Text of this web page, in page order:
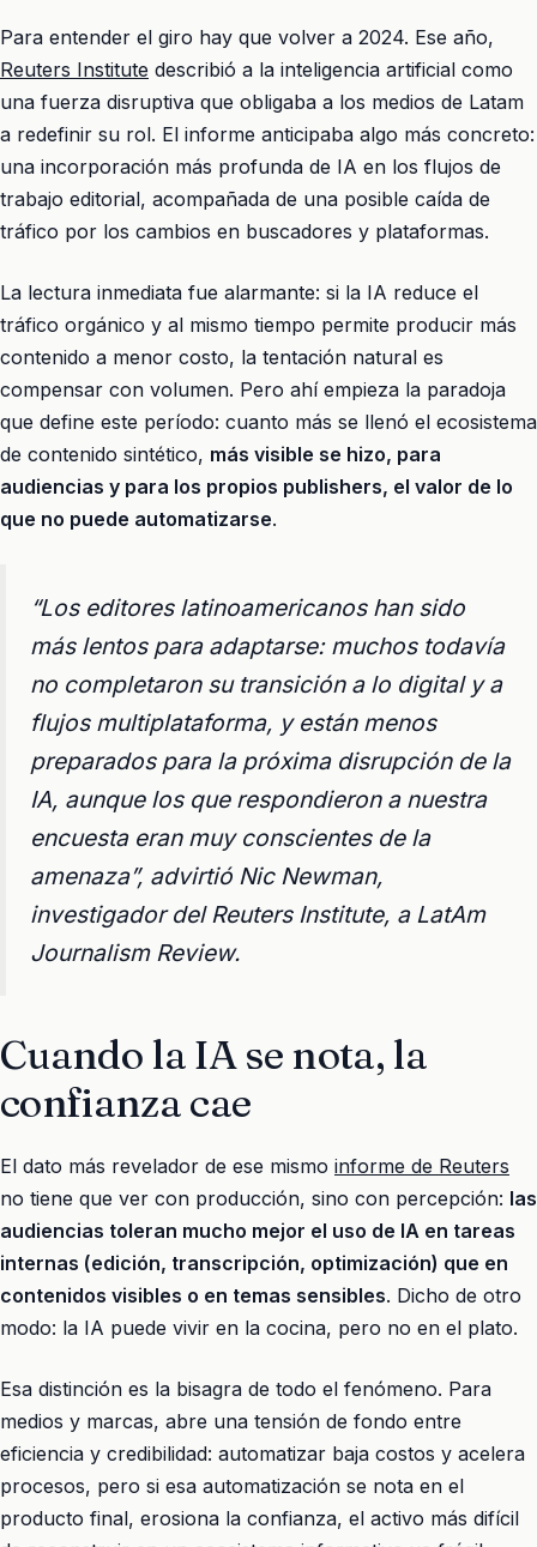
Para entender el giro hay que volver a 2024. Ese año,
Reuters Institute describió a la inteligencia artificial como
una fuerza disruptiva que obligaba a los medios de Latam
a redefinir su rol. El informe anticipaba algo más concreto:
una incorporación más profunda de IA en los flujos de
trabajo editorial, acompañada de una posible caída de
tráfico por los cambios en buscadores y plataformas.
La lectura inmediata fue alarmante: si la IA reduce el
tráfico orgánico y al mismo tiempo permite producir más
contenido a menor costo, la tentación natural es
compensar con volumen. Pero ahí empieza la paradoja
que define este período: cuanto más se llenó el ecosistema
de contenido sintético, más visible se hizo, para
audiencias y para los propios publishers, el valor de lo
que no puede automatizarse.
“Los editores latinoamericanos han sido
más lentos para adaptarse: muchos todavía
no completaron su transición a lo digital y a
flujos multiplataforma, y están menos
preparados para la próxima disrupción de la
IA, aunque los que respondieron a nuestra
encuesta eran muy conscientes de la
amenaza”, advirtió Nic Newman,
investigador del Reuters Institute, a LatAm
Journalism Review.
Cuando la IA se nota, la
confianza cae
El dato más revelador de ese mismo informe de Reuters
no tiene que ver con producción, sino con percepción: las
audiencias toleran mucho mejor el uso de IA en tareas
internas (edición, transcripción, optimización) que en
contenidos visibles o en temas sensibles. Dicho de otro
modo: la IA puede vivir en la cocina, pero no en el plato.
Esa distinción es la bisagra de todo el fenómeno. Para
medios y marcas, abre una tensión de fondo entre
eficiencia y credibilidad: automatizar baja costos y acelera
procesos, pero si esa automatización se nota en el
producto final, erosiona la confianza, el activo más difícil